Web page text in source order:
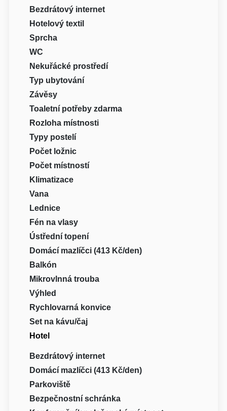
Bezdrátový internet
Hotelový textil
Sprcha
WC
Nekuřácké prostředí
Typ ubytování
Závěsy
Toaletní potřeby zdarma
Rozloha místnosti
Typy postelí
Počet ložnic
Počet místností
Klimatizace
Vana
Lednice
Fén na vlasy
Ústřední topení
Domácí mazlíčci (413 Kč/den)
Balkón
Mikrovlnná trouba
Výhled
Rychlovarná konvice
Set na kávu/čaj
Hotel
Bezdrátový internet
Domácí mazlíčci (413 Kč/den)
Parkoviště
Bezpečnostní schránka